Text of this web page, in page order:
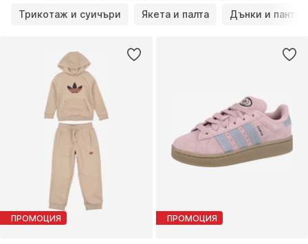
Трикотаж и суичъри
Якета и палта Дънки и
ПРОМОЦИЯ ПРОМОЦИЯ